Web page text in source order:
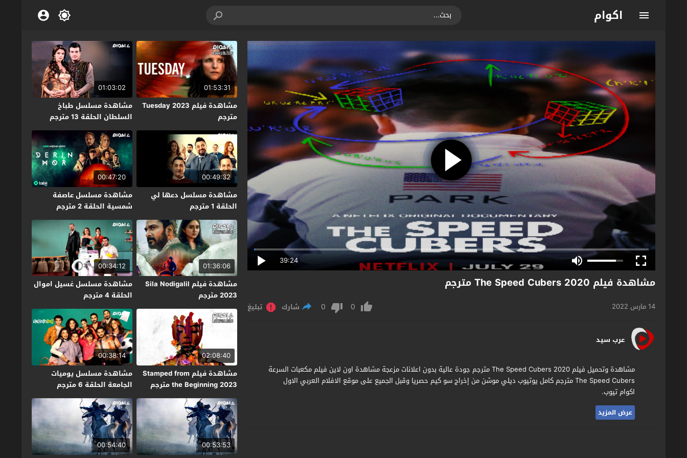
اكوام
39:24
مشاهدة فيلم The Speed Cubers 2020 مترجم
14 مارس 2022 0
0 شارك تبليغ
عرب سيد
مشاهدة وتحميل فيلم The Speed Cubers 2020 مترجم جودة عالية بدون اعلانات مزعجة مشاهدة اون لاين فيلم مكعبات السرعة
The Speed Cubers مترجم كامل يوتيوب ديلي موشن من إخراج سو كيم حصريا وقبل الجميع على موقع الافلام العربي الاول
اكوام تيوب.
عرض المزيد
01:53:31
مشاهدة فيلم Tuesday 2023
مترجم
01:03:02
مشاهدة مسلسل طباخ
السلطان الحلقة 13 مترجم
00:49:32
مشاهدة مسلسل دعها لي
الحلقة 1 مترجم
00:47:20
مشاهدة مسلسل عاصفة
شمسية الحلقة 2 مترجم
01:36:06
مشاهدة فيلم Sila Nodigalil
2023 مترجم
00:34:12
مشاهدة مسلسل غسيل اموال
الحلقة 4 مترجم
02:08:40
مشاهدة فيلم Stamped from
the Beginning 2023 مترجم
00:38:14
مشاهدة مسلسل يوميات
الجامعة الحلقة 6 مترجم
00:53:53
00:54:40